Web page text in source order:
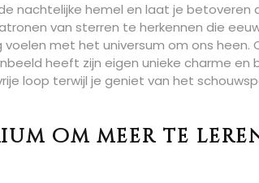
nachtelijke hemel en laat je betoveren
van sterren te herkennen die
voelen met het universum om ons
heeft zijn eigen unieke charme en
loop terwijl je geniet van het
om meer te